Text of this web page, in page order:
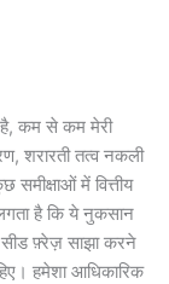
कम से कम मेरी
शरारती तत्व नकली
में वित्तीय
है कि ये नुकसान
सीड फ़्रेज़ साझा करने
हमेशा आधिकारिक